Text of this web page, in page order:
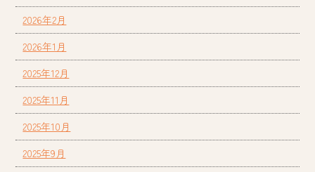
2026年2月
2026年1月
2025年12月
2025年11月
2025年10月
2025年9月